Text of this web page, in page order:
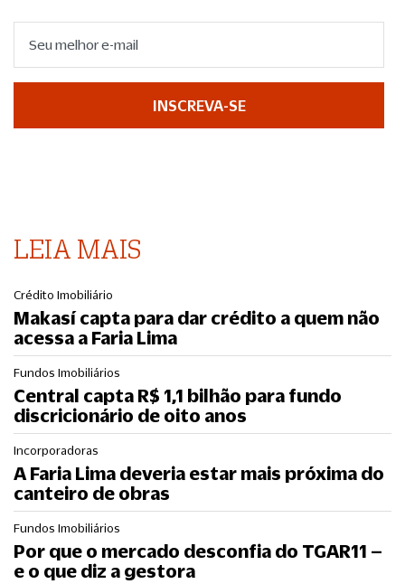
INSCREVA-SE
LEIA MAIS
Crédito Imobiliário
Makasí capta para dar crédito a quem não
acessa a Faria Lima
Fundos Imobiliários
Central capta R$ 1,1 bilhão para fundo
discricionário de oito anos
Incorporadoras
A Faria Lima deveria estar mais próxima do
canteiro de obras
Fundos Imobiliários
Por que o mercado desconfia do TGAR11 –
e o que diz a gestora